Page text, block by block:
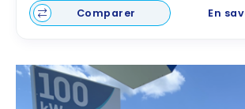
Comparer En